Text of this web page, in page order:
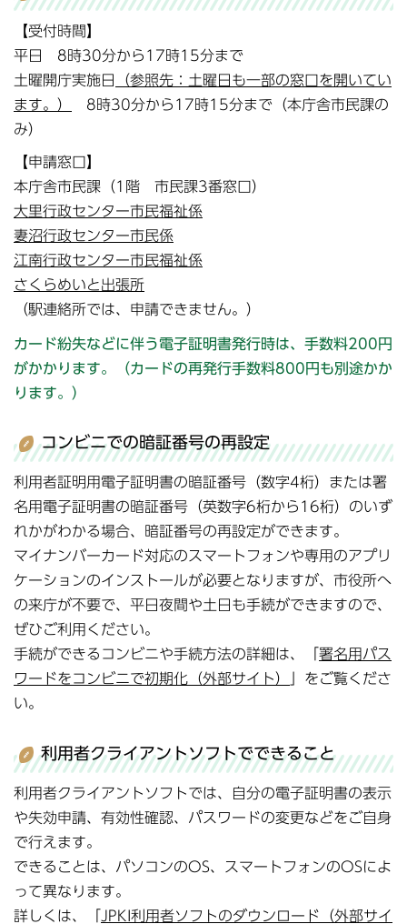
【受付時間】
平日 8時30分から17時15分まで
土曜開庁実施日
（参照先：土曜日も一部の窓口を開いてい
ます。）
8時30分から17時15分まで（本庁舎市民課の
み）
【申請窓口】
本庁舎市民課（1階 市民課3番窓口）
大里行政センター市民福祉係
妻沼行政センター市民係
江南行政センター市民福祉係
さくらめいと出張所
（駅連絡所では、申請できません。）
カード紛失などに伴う電子証明書発行時は、手数料200円
がかかります。（カードの再発行手数料800円も別途かか
ります。）
コンビニでの暗証番号の再設定
利用者証明用電子証明書の暗証番号（数字4桁）または署
名用電子証明書の暗証番号（英数字6桁から16桁）のいず
れかがわかる場合、暗証番号の再設定ができます。
マイナンバーカード対応のスマートフォンや専用のアプリ
ケーションのインストールが必要となりますが、市役所へ
の来庁が不要で、平日夜間や土日も手続ができますので、
ぜひご利用ください。
手続ができるコンビニや手続方法の詳細は、「 署名用パス
ワードをコンビニで初期化（外部サイト）
」をご覧くださ
い。
利用者クライアントソフトでできること
利用者クライアントソフトでは、自分の電子証明書の表示
や失効申請、有効性確認、パスワードの変更などをご自身
で行えます。
できることは、パソコンのOS、スマートフォンのOSによ
って異なります。
詳しくは、「
JPKI利用者ソフトのダウンロード（外部サイ